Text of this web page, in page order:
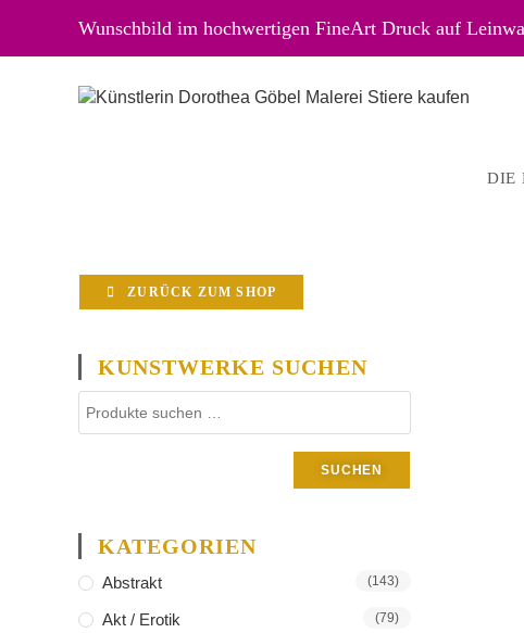
Wunschbild im hochwertigen FineArt Druck auf
DIE
ZURÜCK ZUM SHOP
KUNSTWERKE SUCHEN
SUCHEN
KATEGORIEN
Abstrakt (143)
Akt / Erotik (79)